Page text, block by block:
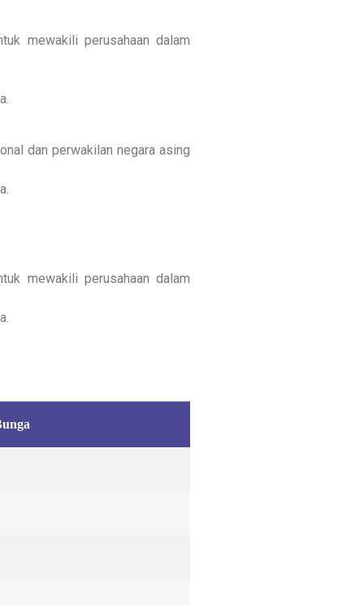
mewakili perusahaan dalam
dan perwakilan negara asing
mewakili perusahaan dalam